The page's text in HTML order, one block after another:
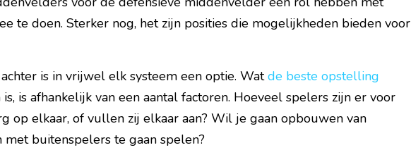
te doen. Sterker nog, het zijn posities die mogelijkheden bieden voor
is in vrijwel elk systeem een optie. Wat de beste opstelling
is afhankelijk van een aantal factoren. Hoeveel spelers zijn er voor
op elkaar, of vullen zij elkaar aan? Wil je gaan opbouwen van
met buitenspelers te gaan spelen?